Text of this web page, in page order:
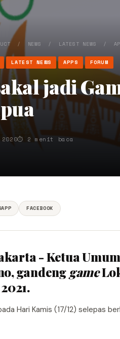
/ NEWS / LATEST NEWS /
LATEST NEWS APPS FORUM
jadi
⏱ 2 menit baca
FACEBOOK
- Ketua
gandeng game
Hari Kamis (17/12) selepas